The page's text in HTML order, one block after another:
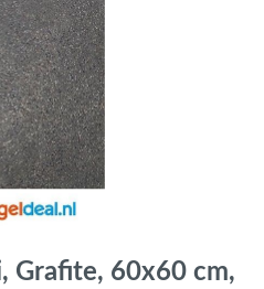
Grafite, 60x60 cm,